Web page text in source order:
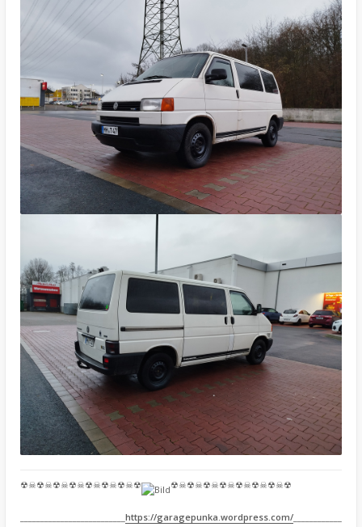
☢☠☢☠☢☠☢☠☢☠☢☠☢☠☢ ☢☠☢☠☢☠☢☠☢☠☢☠☢☠☢
https://garagepunka.wordpress.com/